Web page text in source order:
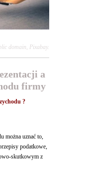
domain, Pixabay.
a
firmy
?
można uznać to,
podatkowe,
skutkowym z